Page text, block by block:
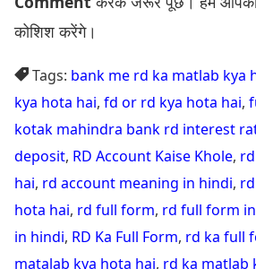
कोशिश करेंगे।
Tags: bank me rd ka matlab kya
kya hota hai, fd or rd kya hota hai,
kotak mahindra bank rd interest
deposit, RD Account Kaise Khole,
hai, rd account meaning in hindi,
hota hai, rd full form, rd full form
in hindi, RD Ka Full Form, rd ka full
matalab kya hota hai, rd ka matlab